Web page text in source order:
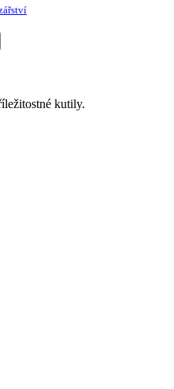
kutily.